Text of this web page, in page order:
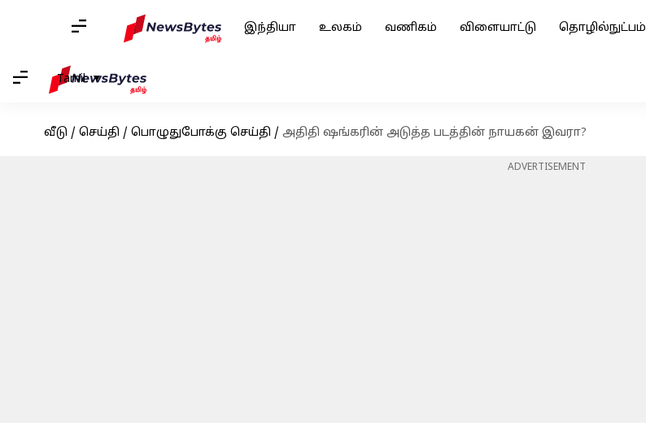
இந்தியா உலகம் வணிகம் விளையாட்டு தொழில்நுட்பம்
Tamil
வீடு / செய்தி / பொழுதுபோக்கு செய்தி / அதிதி ஷங்கரின் அடுத்த படத்தின் நாயகன் இவரா?
ADVERTISEMENT